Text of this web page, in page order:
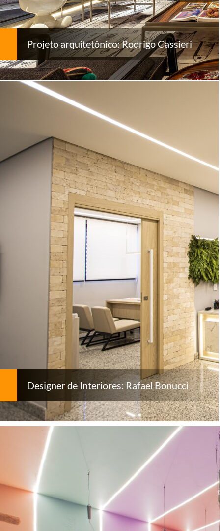
Projeto arquitetônico: Rodrigo Cassieri
Designer de Interiores: Rafael Bonucci